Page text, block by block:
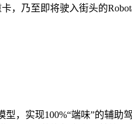
乃至即将驶入街头的
，实现100%“端味”的辅